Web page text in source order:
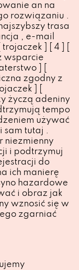
an na
rozwiązaniu .
trasa
, e-mail
] [ 4 ] [
wsparcie
] [
zgodny z
] [
życzą adeniny
tempo
używać
sam tutaj .
niezmienny
i podtrzymuj
do
ich manierę
hazardowe
i obraz jak
wznosić się w
zgarniać